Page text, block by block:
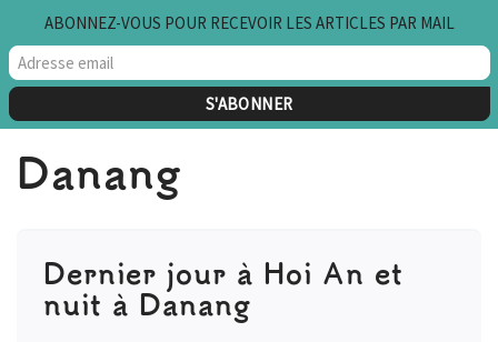
Aller
au
Danang
Dernier jour à Hoi An et
nuit à Danang
ABONNEZ-VOUS POUR RECEVOIR LES ARTICLES PAR MAIL